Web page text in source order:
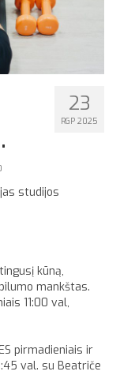
23
RGP 2025
studijos
kūną,
mankštas.
11:00 val,
pirmadieniais ir
val. su Beatriče